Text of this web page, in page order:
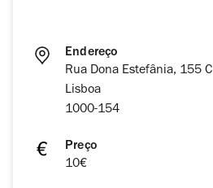
Endereço
Rua Dona Estefânia, 155 C
Lisboa
1000-154
Preço
10€